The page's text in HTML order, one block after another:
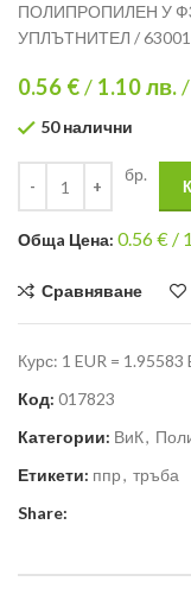
ПОЛИПРОПИЛЕН У
УПЛЪТНИТЕЛ / 63001
0.56 €/ 1.10лв.
50 налични
бр.
Общa Цена: 0.56€ /
Сравняване
Курс: 1 EUR = 1.95583
Код: 017823
Категории: ВиК,
Етикети: ппр, тръба
Share: